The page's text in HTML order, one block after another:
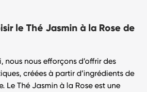
le Thé Jasmin à la Rose de
, nous nous efforçons d’offrir des
créées à partir d’ingrédients de
Le Thé Jasmin à la Rose est une